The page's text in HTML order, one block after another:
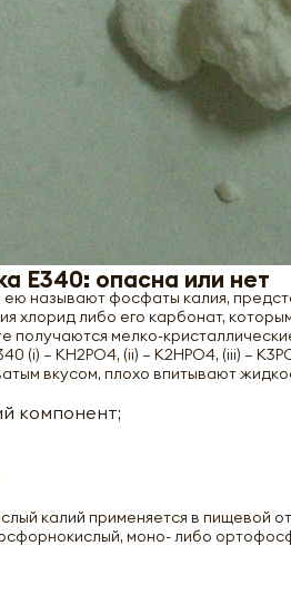
Е340: опасна или нет
называют фосфаты калия,
хлорид либо его карбонат,
получаются мелко-
(i) – KH2PO4, (ii) – K2HPO4, (iii) –
вкусом, плохо впитывают
компонент;
калий применяется в пищевой
моно- либо